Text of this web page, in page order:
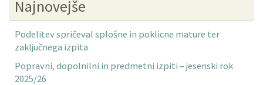
Najnovejše
Podelitev spričeval splošne in poklicne mature ter
zaključnega izpita
Popravni, dopolnilni in predmetni izpiti – jesenski rok
2025/26